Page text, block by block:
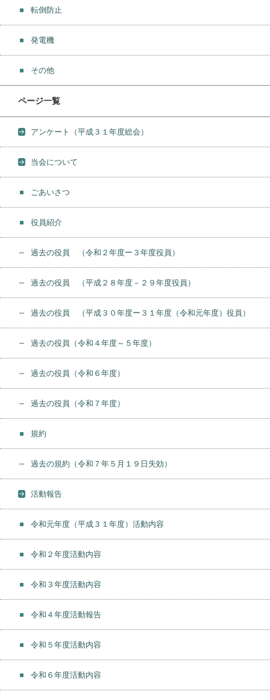
転倒防止
発電機
その他
ページ一覧
アンケート（平成３１年度総会）
当会について
ごあいさつ
役員紹介
過去の役員 （令和２年度ー３年度役員）
過去の役員 （平成２８年度－２９年度役員）
過去の役員 （平成３０年度ー３１年度（令和元年度）役員）
過去の役員（令和４年度～５年度）
過去の役員（令和６年度）
過去の役員（令和７年度）
規約
過去の規約（令和７年５月１９日失効）
活動報告
令和元年度（平成３１年度）活動内容
令和２年度活動内容
令和３年度活動内容
令和４年度活動報告
令和５年度活動内容
令和６年度活動内容